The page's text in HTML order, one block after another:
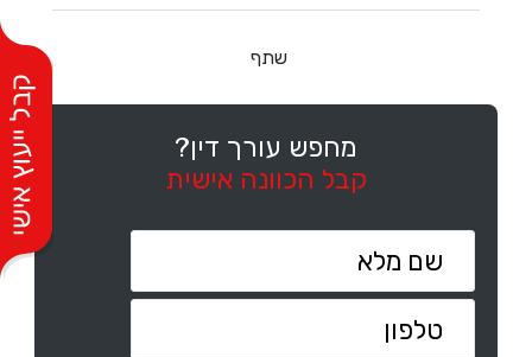
שתף
מחפש עורך דין?
קבל הכוונה אישית